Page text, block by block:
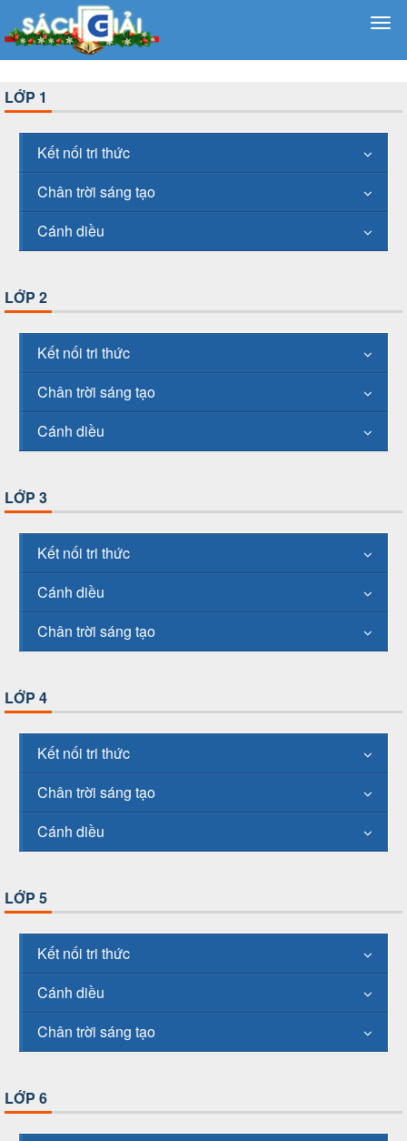
LỚP 1
Kết nối tri thức
Chân trời sáng tạo
Cánh diều
LỚP 2
Kết nối tri thức
Chân trời sáng tạo
Cánh diều
LỚP 3
Kết nối tri thức
Cánh diều
Chân trời sáng tạo
LỚP 4
Kết nối tri thức
Chân trời sáng tạo
Cánh diều
LỚP 5
Kết nối tri thức
Cánh diều
Chân trời sáng tạo
LỚP 6